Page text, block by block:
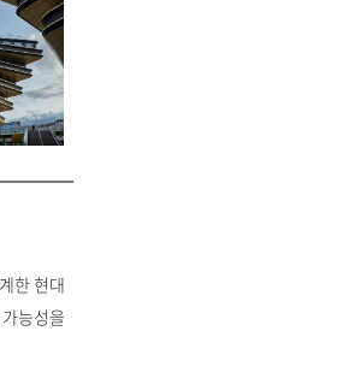
한 현대
능성을